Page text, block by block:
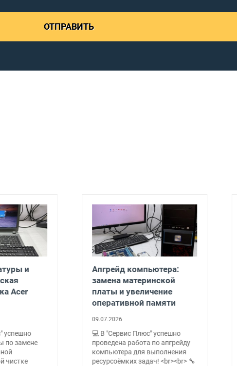
ОТПРАВИТЬ
и
Acer
успешно
по замене
чистке
Апгрейд компьютера:
замена материнской
платы и увеличение
оперативной памяти
09.07.2026
💻 В "Сервис Плюс" успешно
проведена работа по апгрейду
компьютера для выполнения
ресурсоёмких задач! <br><br> 🔧